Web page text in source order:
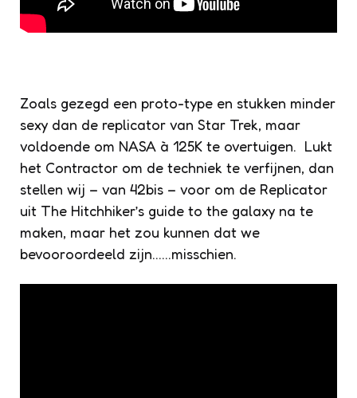
Zoals gezegd een proto-type en stukken minder
sexy dan de replicator van Star Trek, maar
voldoende om NASA à 125K te overtuigen. Lukt
het Contractor om de techniek te verfijnen, dan
stellen wij – van 42bis – voor om de Replicator
uit The Hitchhiker’s guide to the galaxy na te
maken, maar het zou kunnen dat we
bevooroordeeld zijn……misschien.